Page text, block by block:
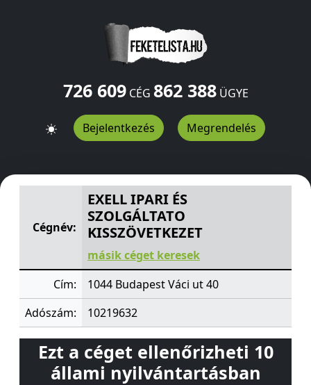
726 609CÉG 862 388ÜGYE
Bejelentkezés Megrendelés
EXELL IPARI ÉS SZOLGÁLTATO KISSZÖVETKEZET Váci ut
Cégnév:
EXELL IPARI ÉS
SZOLGÁLTATO
KISSZÖVETKEZET
másik céget keresek
Cím:
1044 Budapest Váci ut 40
Adószám:
10219632
Ezt a céget ellenőrizheti 10
állami nyilvántartásban